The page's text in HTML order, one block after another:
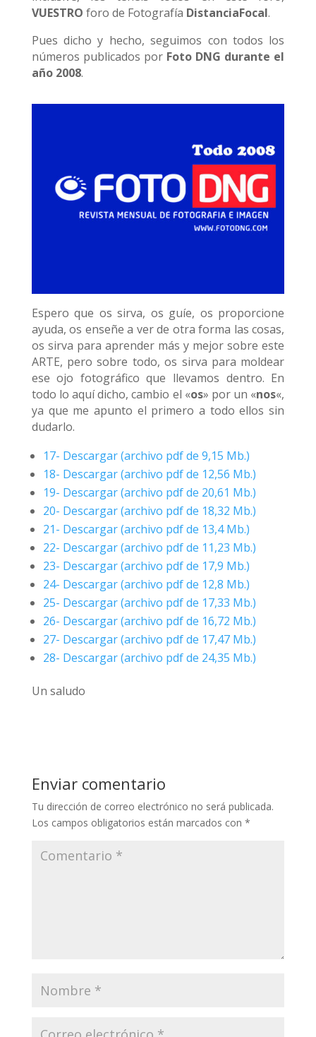
VUESTRO foro de Fotografía DistanciaFocal.
Pues dicho y hecho, seguimos con todos los
números publicados por Foto DNG durante el
año 2008.
Espero que os sirva, os guíe, os proporcione
ayuda, os enseñe a ver de otra forma las cosas,
os sirva para aprender más y mejor sobre este
ARTE, pero sobre todo, os sirva para moldear
ese ojo fotográfico que llevamos dentro. En
todo lo aquí dicho, cambio el «os» por un «nos«,
ya que me apunto el primero a todo ellos sin
dudarlo.
17- Descargar (archivo pdf de 9,15 Mb.)
18- Descargar (archivo pdf de 12,56 Mb.)
19- Descargar (archivo pdf de 20,61 Mb.)
20- Descargar (archivo pdf de 18,32 Mb.)
21- Descargar (archivo pdf de 13,4 Mb.)
22- Descargar (archivo pdf de 11,23 Mb.)
23- Descargar (archivo pdf de 17,9 Mb.)
24- Descargar (archivo pdf de 12,8 Mb.)
25- Descargar (archivo pdf de 17,33 Mb.)
26- Descargar (archivo pdf de 16,72 Mb.)
27- Descargar (archivo pdf de 17,47 Mb.)
28- Descargar (archivo pdf de 24,35 Mb.)
Un saludo
Enviar comentario
Tu dirección de correo electrónico no será publicada.
Los campos obligatorios están marcados con *